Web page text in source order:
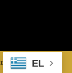
All Rights
EL